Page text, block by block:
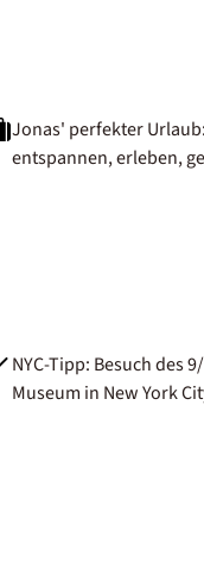
Jonas' perfekter Urlaub:
entspannen, erleben,
NYC-Tipp: Besuch des
Museum in New York